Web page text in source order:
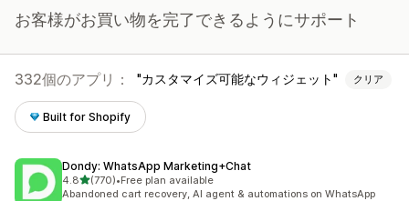
お客様がお買い物を完了できるようにサポート
332個のアプリ： カスタマイズ可能なウィジェット クリア
Built for Shopify
Dondy: WhatsApp Marketing+Chat
4.85つ星中
(770)
合計レビュー数：770件
•Free plan available
Abandoned cart recovery, AI agent & automations on WhatsApp